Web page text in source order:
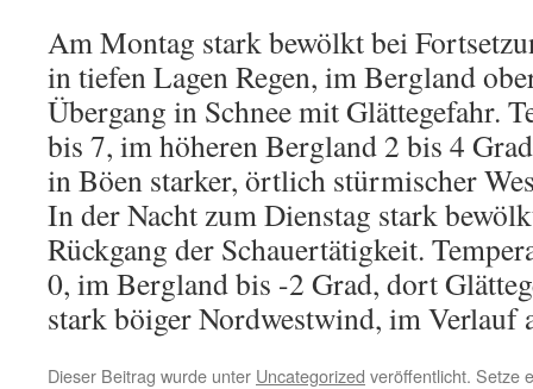
Am Montag stark bewölkt bei
in tiefen Lagen Regen, im Bergland
Übergang in Schnee mit Glättegefahr.
bis 7, im höheren Bergland 2 bis 4
in Böen starker, örtlich stürmischer
In der Nacht zum Dienstag stark
Rückgang der Schauertätigkeit.
0, im Bergland bis -2 Grad, dort
stark böiger Nordwestwind, im Verlauf
Dieser Beitrag wurde unter Uncategorized veröffentlicht. Setze